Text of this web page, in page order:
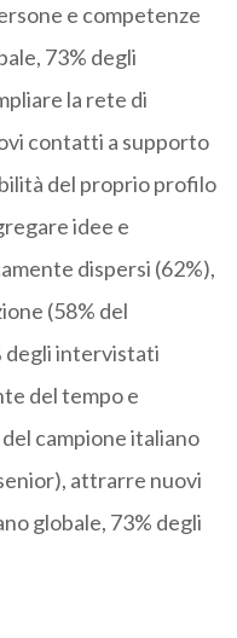
e competenze
73% degli
la rete di
contatti a supporto
del proprio profilo
idee e
dispersi (62%),
(58% del
degli intervistati
del tempo e
campione italiano
attrarre nuovi
globale, 73% degli